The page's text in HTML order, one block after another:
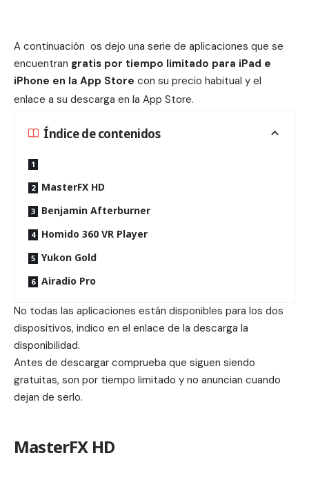
A continuación os dejo una serie de aplicaciones que se
encuentran gratis por tiempo limitado para iPad e
iPhone en la App Store con su precio habitual y el
enlace a su descarga en la App Store.
Índice de contenidos
MasterFX HD
Benjamin Afterburner
Homido 360 VR Player
Yukon Gold
Airadio Pro
No todas las aplicaciones están disponibles para los dos
dispositivos, indico en el enlace de la descarga la
disponibilidad.
Antes de descargar comprueba que siguen siendo
gratuitas, son por tiempo limitado y no anuncian cuando
dejan de serlo.
MasterFX HD